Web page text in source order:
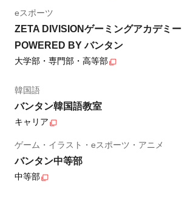
eスポーツ
ZETA DIVISIONゲーミングアカデミー
POWERED BY バンタン
大学部・専門部・高等部
韓国語
バンタン韓国語教室
キャリア
ゲーム・イラスト・eスポーツ・アニメ
バンタン中等部
中等部